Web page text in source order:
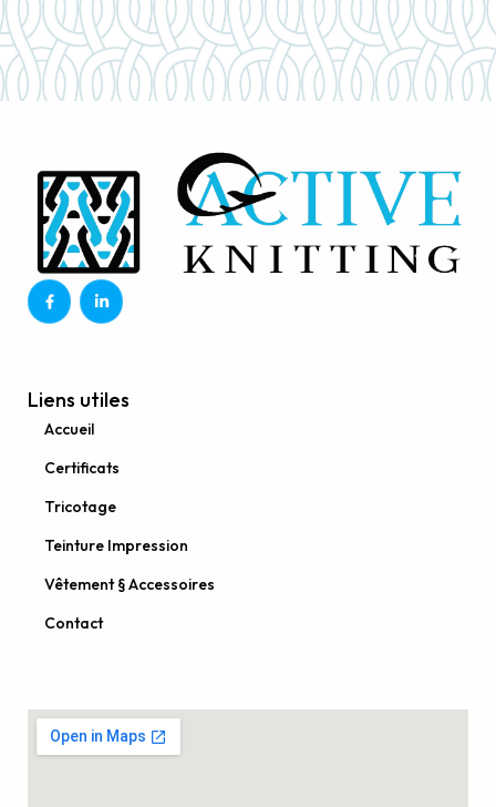
Liens utiles
Accueil
Certificats
Tricotage
Teinture Impression
Vêtement § Accessoires
Contact